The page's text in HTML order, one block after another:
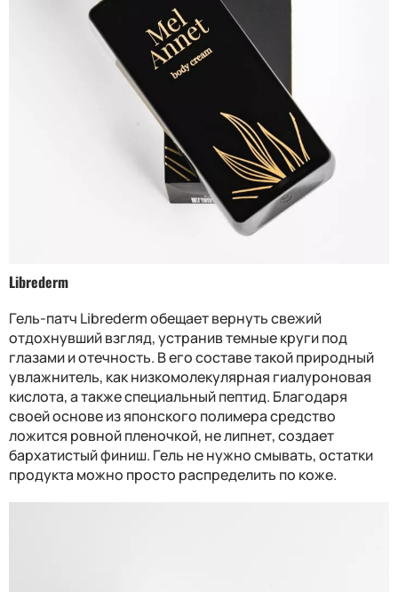
Librederm
Гель-патч Librederm обещает вернуть свежий
отдохнувший взгляд, устранив темные круги под
глазами и отечность. В его составе такой природный
увлажнитель, как низкомолекулярная гиалуроновая
кислота, а также специальный пептид. Благодаря
своей основе из японского полимера средство
ложится ровной пленочкой, не липнет, создает
бархатистый финиш. Гель не нужно смывать, остатки
продукта можно просто распределить по коже.